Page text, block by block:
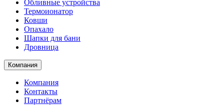
Обливные устройства
Термоионатор
Ковши
Опахало
Шапки для бани
Дровница
Компания
Компания
Контакты
Партнёрам